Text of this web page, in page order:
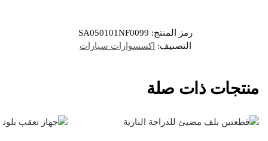
رمز المنتج: SA050101NF0099
التصنيف: اكسسوارات سيارات
منتجات ذات صلة